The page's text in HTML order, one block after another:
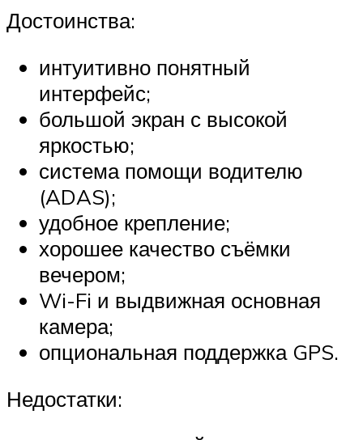
Достоинства:
интуитивно понятный
интерфейс;
большой экран с высокой
яркостью;
система помощи водителю
(ADAS);
удобное крепление;
хорошее качество съёмки
вечером;
Wi-Fi и выдвижная основная
камера;
опциональная поддержка GPS.
Недостатки: